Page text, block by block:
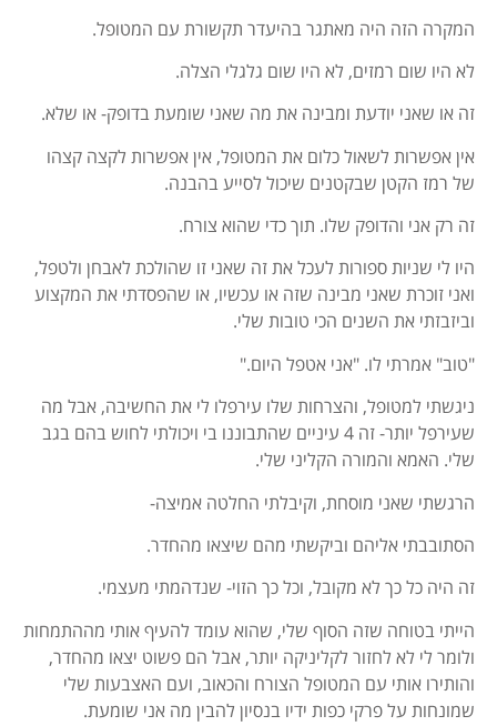
המקרה הזה היה מאתגר בהיעדר תקשורת עם המטופל.
לא היו שום רמזים, לא היו שום גלגלי הצלה.
זה או שאני יודעת ומבינה את מה שאני שומעת בדופק- או שלא.
אין אפשרות לשאול כלום את המטופל, אין אפשרות לקצה קצהו
של רמז הקטן שבקטנים שיכול לסייע בהבנה.
זה רק אני והדופק שלו. תוך כדי שהוא צורח.
היו לי שניות ספורות לעכל את זה שאני זו שהולכת לאבחן ולטפל,
ואני זוכרת שאני מבינה שזה או עכשיו, או שהפסדתי את המקצוע
וביזבזתי את השנים הכי טובות שלי.
"טוב" אמרתי לו. "אני אטפל היום."
ניגשתי למטופל, והצרחות שלו עירפלו לי את החשיבה, אבל מה
שעירפל יותר- זה 4 עיניים שהתבוננו בי ויכולתי לחוש בהם בגב
שלי. האמא והמורה הקליני שלי.
הרגשתי שאני מוסחת, וקיבלתי החלטה אמיצה-
הסתובבתי אליהם וביקשתי מהם שיצאו מהחדר.
זה היה כל כך לא מקובל, וכל כך הזוי- שנדהמתי מעצמי.
הייתי בטוחה שזה הסוף שלי, שהוא עומד להעיף אותי מההתמחות
ולומר לי לא לחזור לקליניקה יותר, אבל הם פשוט יצאו מהחדר,
והותירו אותי עם המטופל הצורח והכאוב, ועם האצבעות שלי
שמונחות על פרקי כפות ידיו בנסיון להבין מה אני שומעת.